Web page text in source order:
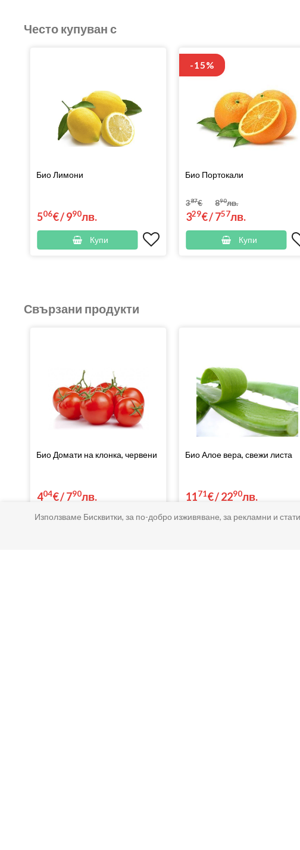
Често купуван с
Био Лимони
506€/990лв.
Купи
-15%
Био Портокали
387€
329€/
890лв.
757лв.
Купи
Свързани продукти
Био Домати на клонка, червени
404€/790лв.
Купи
Био Алое вера, свежи листа
1171€/2290лв.
Купи
Използваме Бисквитки, за по-добро изживяване, за рекламни и